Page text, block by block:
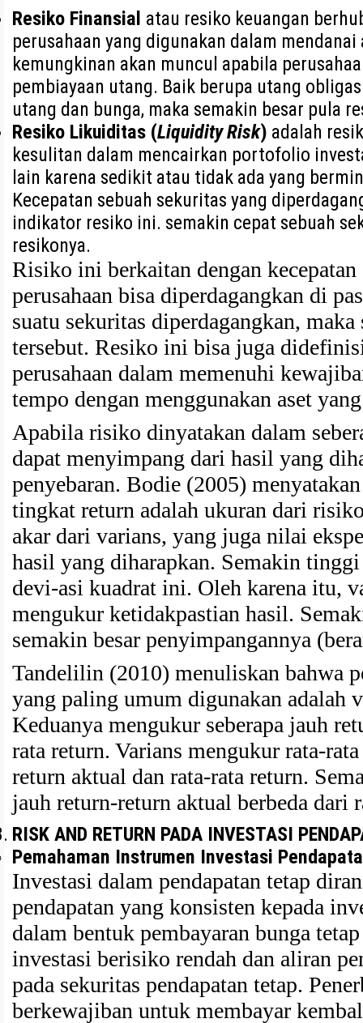
Resiko Finansial atau resiko keuangan
perusahaan yang digunakan dalam
kemungkinan akan muncul apabila
pembiayaan utang. Baik berupa utang
utang dan bunga, maka semakin besar pula
Resiko Likuiditas (Liquidity Risk) adalah
kesulitan dalam mencairkan portofolio
lain karena sedikit atau tidak ada yang
Kecepatan sebuah sekuritas yang
indikator resiko ini. semakin cepat sebuah
resikonya.
Risiko ini berkaitan dengan
perusahaan bisa diperdagangkan di
suatu sekuritas diperdagangkan,
tersebut. Resiko ini bisa juga
perusahaan dalam memenuhi
tempo dengan menggunakan aset
Apabila risiko dinyatakan dalam
dapat menyimpang dari hasil yang
penyebaran. Bodie (2005)
tingkat return adalah ukuran dari
akar dari varians, yang juga nilai
hasil yang diharapkan. Semakin
devi-asi kuadrat ini. Oleh karena itu,
mengukur ketidakpastian hasil.
semakin besar penyimpangannya
Tandelilin (2010) menuliskan bahwa
yang paling umum digunakan adalah
Keduanya mengukur seberapa jauh
rata return. Varians mengukur rata-
return aktual dan rata-rata return.
jauh return-return aktual berbeda dari
RISK AND RETURN PADA INVESTASI
Pemahaman Instrumen Investasi
Investasi dalam pendapatan tetap
pendapatan yang konsisten kepada
dalam bentuk pembayaran bunga
investasi berisiko rendah dan aliran
pada sekuritas pendapatan tetap.
berkewajiban untuk membayar